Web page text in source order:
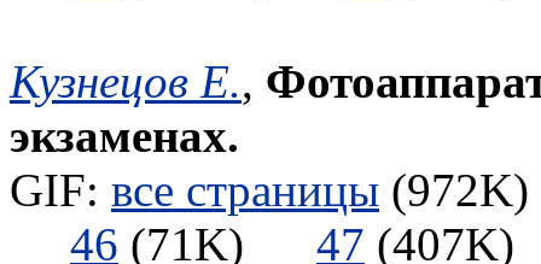
Кузнецов Е.,
экзаменах.
GIF: все страницы
46 (71K) 47